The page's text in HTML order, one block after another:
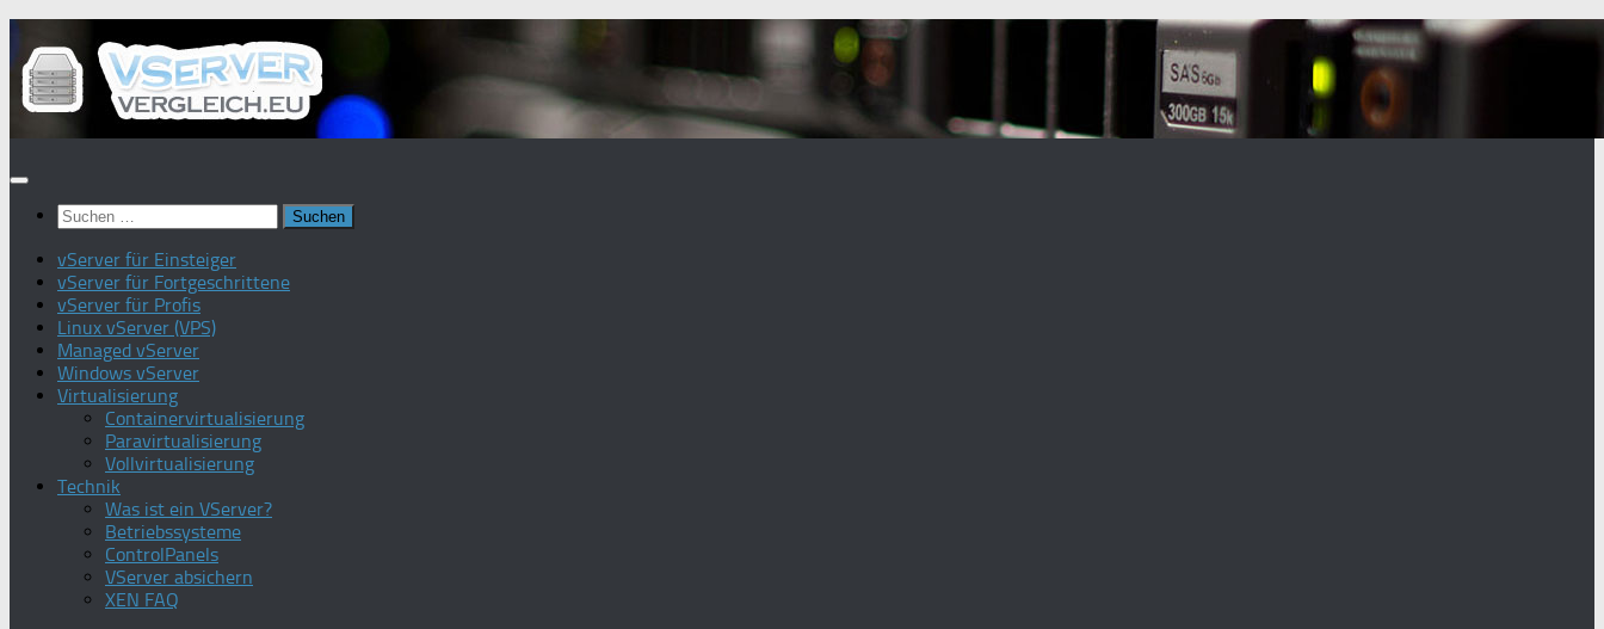
Inhalt
springen
Suchen
nach:
vServer für Einsteiger
vServer für Fortgeschrittene
vServer für Profis
Linux vServer (VPS)
Managed vServer
Windows vServer
Virtualisierung
Containervirtualisierung
Paravirtualisierung
Vollvirtualisierung
Technik
Was ist ein VServer?
Betriebssysteme
ControlPanels
VServer absichern
XEN FAQ